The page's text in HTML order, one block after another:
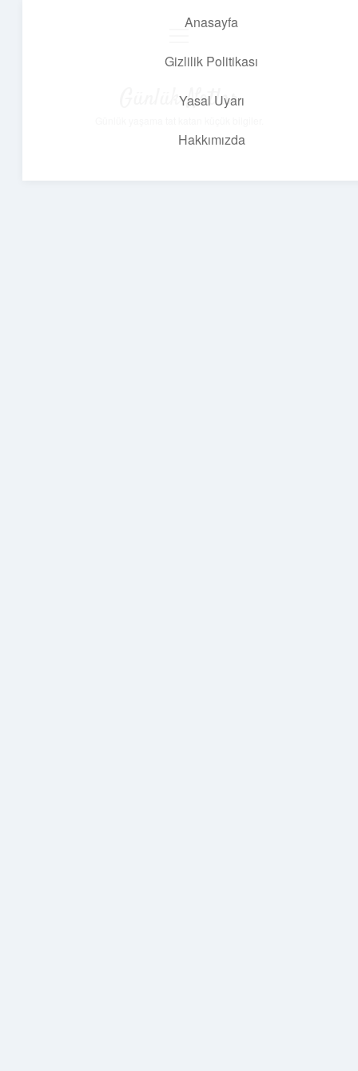
Anasayfa
Gizlilik Politikası
Yasal Uyarı
Hakkımızda
Günlük Notlar